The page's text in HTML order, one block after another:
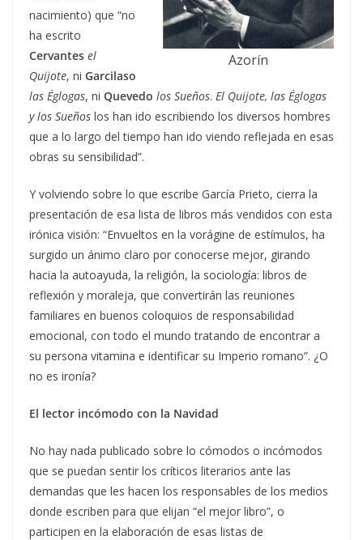
Azorín
nacimiento) que “no
ha escrito
Cervantes el
Quijote, ni Garcilaso
las Églogas, ni Quevedo los Sueños. El Quijote, las Églogas
y los Sueños los han ido escribiendo los diversos hombres
que a lo largo del tiempo han ido viendo reflejada en esas
obras su sensibilidad”.
Y volviendo sobre lo que escribe García Prieto, cierra la
presentación de esa lista de libros más vendidos con esta
irónica visión: “Envueltos en la vorágine de estímulos, ha
surgido un ánimo claro por conocerse mejor, girando
hacia la autoayuda, la religión, la sociología: libros de
reflexión y moraleja, que convertirán las reuniones
familiares en buenos coloquios de responsabilidad
emocional, con todo el mundo tratando de encontrar a
su persona vitamina e identificar su Imperio romano”. ¿O
no es ironía?
El lector incómodo con la Navidad
No hay nada publicado sobre lo cómodos o incómodos
que se puedan sentir los críticos literarios ante las
demandas que les hacen los responsables de los medios
donde escriben para que elijan “el mejor libro”, o
participen en la elaboración de esas listas de